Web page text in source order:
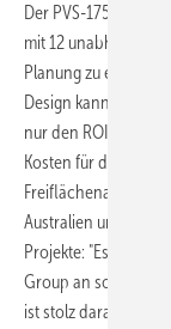
Der PVS-175 von
mit 12 unabhängigen
Planung zu erhöhen
Design kann bis zu
nur den ROI für
Kosten für die
Freiflächenanlagen.
Australien und
Projekte: "Es war
Group an solch
ist stolz darauf, an